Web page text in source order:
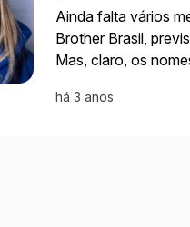
Ainda falta vários
Brother Brasil,
Mas, claro, os
há 3 anos